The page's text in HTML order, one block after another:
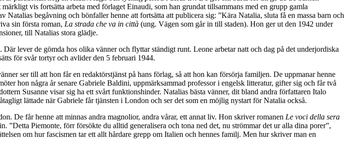
vis fortsätta arbeta med förlaget Einaudi, som han grundat tillsammans med en grupp gamla
begåvning och bönfaller henne att fortsätta att publicera sig: ”Kära Natalia, sluta få en massa barn och
sin första roman, La strada che va in città (ung. Vägen som går in till staden). Hon ger ut den 1942 under
till Natalias stora glädje.
lever de gömda hos olika vänner och flyttar ständigt runt. Leone arbetar natt och dag på det underjordiska
för svår tortyr och avlider den 5 februari 1944.
ser till att hon får en redaktörstjänst på hans förlag, så att hon kan försörja familjen. De uppmanar henne
hon några år senare Gabriele Baldini, uppmärksammad professor i engelsk litteratur, gifter sig och får två
Susanne visar sig ha ett svårt funktionshinder. Natalias bästa vänner, dit bland andra författaren Italo
lättade när Gabriele får tjänsten i London och ser det som en möjlig nystart för Natalia också.
De får henne att minnas andra magnolior, andra vårar, ett annat liv. Hon skriver romanen Le voci della sera
Piemonte, förr försökte du alltid generalisera och tona ned det, nu strömmar det ur alla dina porer”,
om hur fascismen tar ett allt hårdare grepp om Italien och hennes familj. Men hur skriver man en